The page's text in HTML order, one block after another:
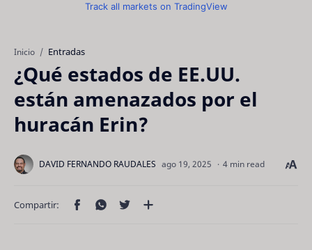
Track all markets on TradingView
Inicio Entradas
¿Qué estados de EE.UU.
están amenazados por el
huracán Erin?
4 min read